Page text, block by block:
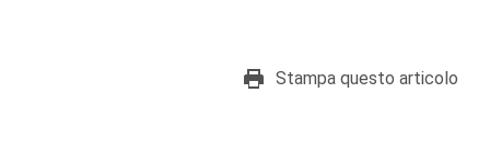
Stampa questo articolo